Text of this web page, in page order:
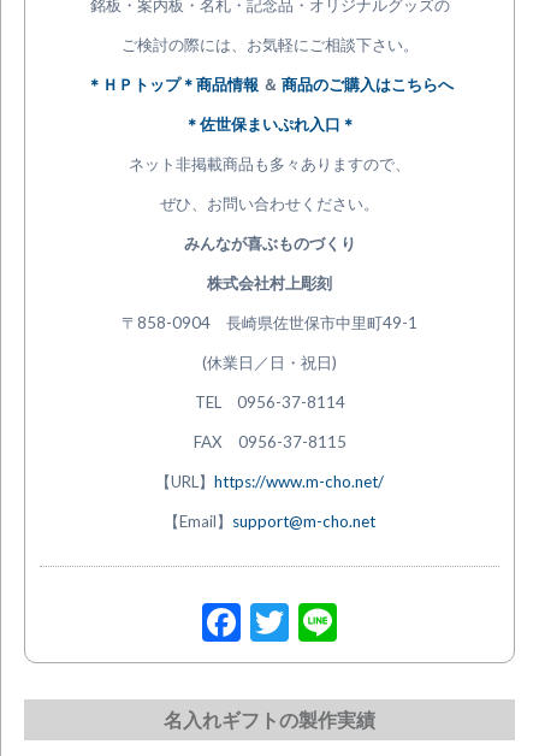
銘板・案内板・名札・記念品・オリジナルグッズの
ご検討の際には、お気軽にご相談下さい。
＊ＨＰトップ＊商品情報 ＆ 商品のご購入はこちらへ
＊佐世保まいぷれ入口＊
ネット非掲載商品も多々ありますので、
ぜひ、お問い合わせください。
みんなが喜ぶものづくり
株式会社村上彫刻
〒858-0904 長崎県佐世保市中里町49-1
(休業日／日・祝日)
TEL 0956-37-8114
FAX 0956-37-8115
【URL】 https://www.m-cho.net/
【Email】 support@m-cho.net
Facebook
Twitter
名入れギフトの製作実績